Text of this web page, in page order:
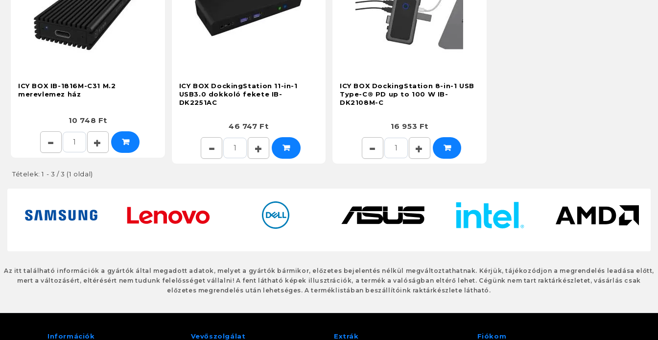
ICY BOX IB-1816M-C31 M.2
merevlemez ház
10 748 Ft
ICY BOX DockingStation 11-in-1
USB3.0 dokkoló fekete IB-
DK2251AC
46 747 Ft
ICY BOX DockingStation 8-in-1 USB
Type-C® PD up to 100 W IB-
DK2108M-C
16 953 Ft
Tételek: 1 - 3 / 3 (1 oldal)
Az itt található információk a gyártók által megadott adatok, melyet a gyártók bármikor, előzetes bejelentés nélkül megváltoztathatnak. Kérjük, tájékozódjon a megrendelés leadása előtt,
mert a változásért, eltérésért nem tudunk felelősséget vállalni! A fent látható képek illusztrációk, a termék a valóságban eltérő lehet. Cégünk nem tart raktárkészletet, vásárlás csak
előzetes megrendelés után lehetséges. A terméklistában beszállítóink raktárkészlete látható.
Információk Vevőszolgálat Extrák Fiókom